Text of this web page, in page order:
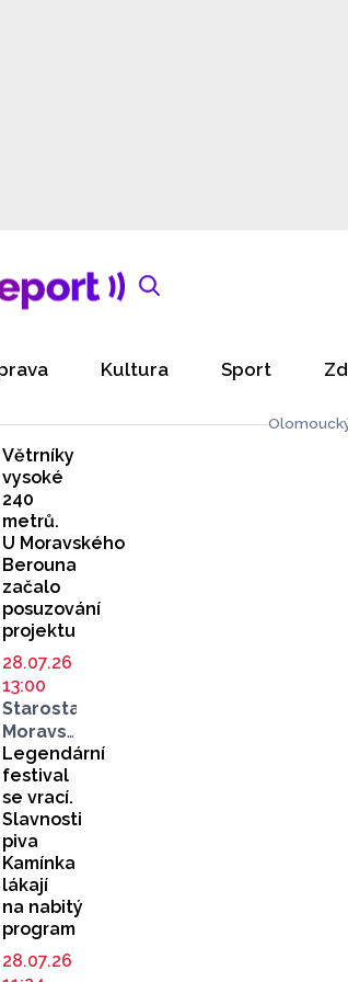
Kultura Sport
Větrníky
vysoké
240
metrů.
U Moravského
Berouna
začalo
posuzování
projektu
28.07.26
13:00
Starosta
Moravského
Berouna
Jan Hicz
informoval
o dalším
pokračování
projektu
akceleračních
zón.
Obec
se dlouhodobě
Legendární
festival
se vrací.
Slavnosti
piva
Kamínka
lákají
na nabitý
program
28.07.26